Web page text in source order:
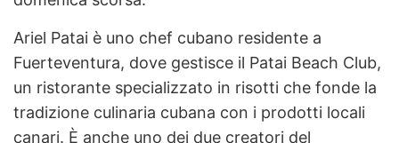
Ariel Patai è uno chef cubano residente a
Fuerteventura, dove gestisce il Patai Beach Club,
un ristorante specializzato in risotti che fonde la
tradizione culinaria cubana con i prodotti locali
canari. È anche uno dei due creatori del